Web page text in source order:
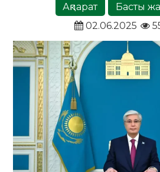
Ақпарат
Басты
02.06.2025